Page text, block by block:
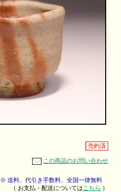
売約済
この商品のお問い合わせ
※ 送料、代引き手数料、全国一律無料
（ お支払・配送については こちら ）